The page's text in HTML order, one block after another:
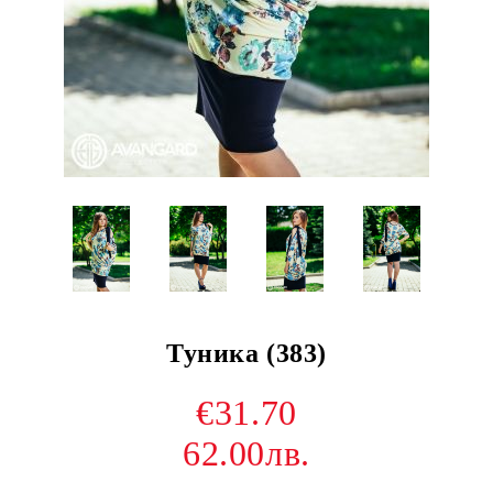
Туника (383)
€31.70
62.00лв.